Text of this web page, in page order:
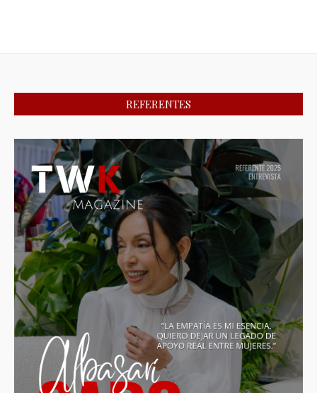
REFERENTES